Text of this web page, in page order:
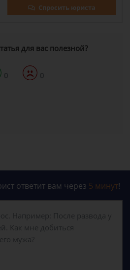
Спросить юриста
для вас полезной?
0 0
ответит вам через 5 минут!